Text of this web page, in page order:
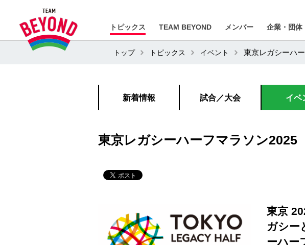
トピックス TEAM BEYOND メンバー 企業・団体
トップ トピックス イベント 東京レガシーハ
新着情報 試合／大会 イベ
東京レガシーハーフマラソン2025
東京
ガシー
ーハー